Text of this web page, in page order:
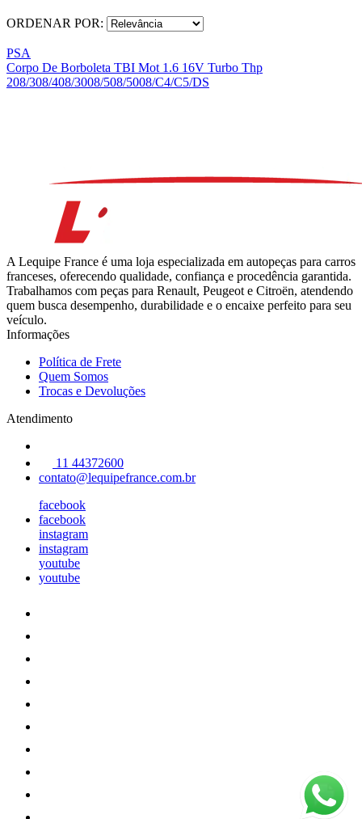
ORDENAR POR:
PSA
Corpo De Borboleta TBI Mot 1.6 16V Turbo Thp
208/308/408/3008/508/5008/C4/C5/DS
A Lequipe France é uma loja especializada em autopeças para carros
franceses, oferecendo qualidade, confiança e procedência garantida.
Trabalhamos com peças para Renault, Peugeot e Citroën, atendendo
quem busca desempenho, durabilidade e o encaixe perfeito para seu
veículo.
Informações
Política de Frete
Quem Somos
Trocas e Devoluções
Atendimento
11 44372600
contato@lequipefrance.com.br
facebook
facebook
instagram
instagram
youtube
youtube